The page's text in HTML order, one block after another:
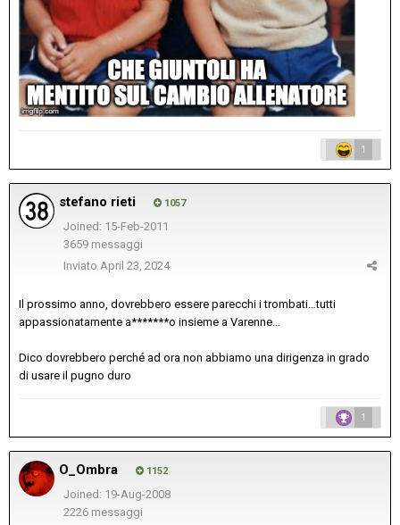
1
stefano rieti 1057
Joined: 15-Feb-2011
3659 messaggi
Inviato April 23, 2024
Il prossimo anno, dovrebbero essere parecchi i trombati…tutti
appassionatamente a*******o insieme a Varenne…
Dico dovrebbero perché ad ora non abbiamo una dirigenza in grado
di usare il pugno duro
1
O_Ombra 1152
Joined: 19-Aug-2008
2226 messaggi